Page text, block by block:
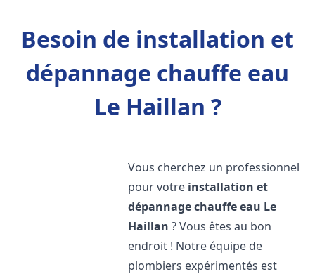
Besoin de installation et
dépannage chauffe eau
Le Haillan ?
Vous cherchez un professionnel
pour votre installation et
dépannage chauffe eau Le
Haillan ? Vous êtes au bon
endroit ! Notre équipe de
plombiers expérimentés est